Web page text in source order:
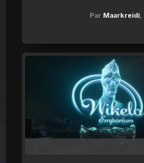
Par Maarkreidi,